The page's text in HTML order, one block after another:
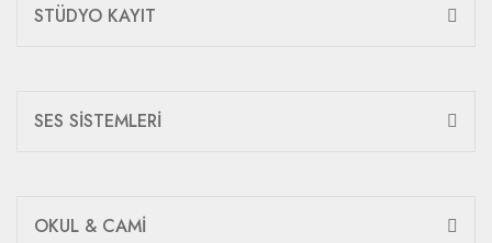
STÜDYO KAYIT
SES SİSTEMLERİ
OKUL & CAMİ